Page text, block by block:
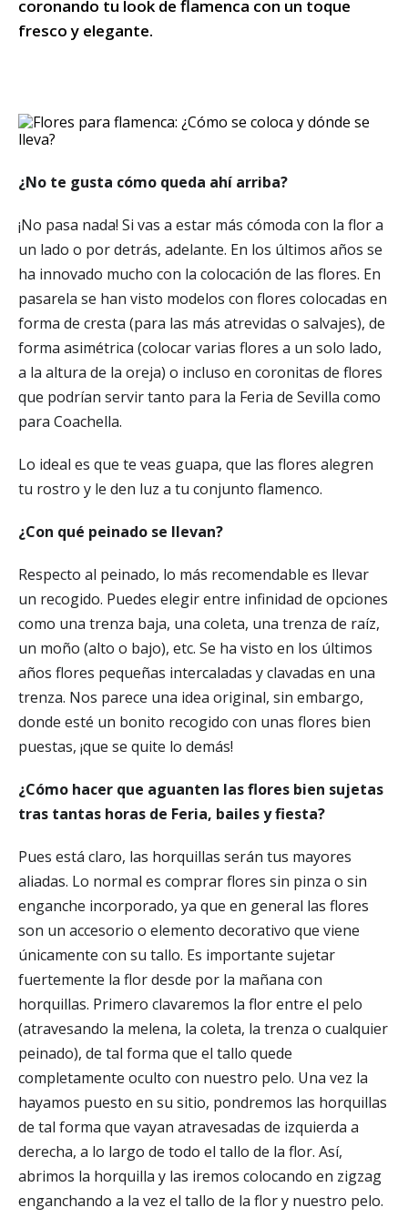
coronando tu look de flamenca con un toque
fresco y elegante.
¿No te gusta cómo queda ahí arriba?
¡No pasa nada! Si vas a estar más cómoda con la flor a
un lado o por detrás, adelante. En los últimos años se
ha innovado mucho con la colocación de las flores. En
pasarela se han visto modelos con flores colocadas en
forma de cresta (para las más atrevidas o salvajes), de
forma asimétrica (colocar varias flores a un solo lado,
a la altura de la oreja) o incluso en coronitas de flores
que podrían servir tanto para la Feria de Sevilla como
para Coachella.
Lo ideal es que te veas guapa, que las flores alegren
tu rostro y le den luz a tu conjunto flamenco.
¿Con qué peinado se llevan?
Respecto al peinado, lo más recomendable es llevar
un recogido. Puedes elegir entre infinidad de opciones
como una trenza baja, una coleta, una trenza de raíz,
un moño (alto o bajo), etc. Se ha visto en los últimos
años flores pequeñas intercaladas y clavadas en una
trenza. Nos parece una idea original, sin embargo,
donde esté un bonito recogido con unas flores bien
puestas, ¡que se quite lo demás!
¿Cómo hacer que aguanten las flores bien sujetas
tras tantas horas de Feria, bailes y fiesta?
Pues está claro, las horquillas serán tus mayores
aliadas. Lo normal es comprar flores sin pinza o sin
enganche incorporado, ya que en general las flores
son un accesorio o elemento decorativo que viene
únicamente con su tallo. Es importante sujetar
fuertemente la flor desde por la mañana con
horquillas. Primero clavaremos la flor entre el pelo
(atravesando la melena, la coleta, la trenza o cualquier
peinado), de tal forma que el tallo quede
completamente oculto con nuestro pelo. Una vez la
hayamos puesto en su sitio, pondremos las horquillas
de tal forma que vayan atravesadas de izquierda a
derecha, a lo largo de todo el tallo de la flor. Así,
abrimos la horquilla y las iremos colocando en zigzag
enganchando a la vez el tallo de la flor y nuestro pelo.